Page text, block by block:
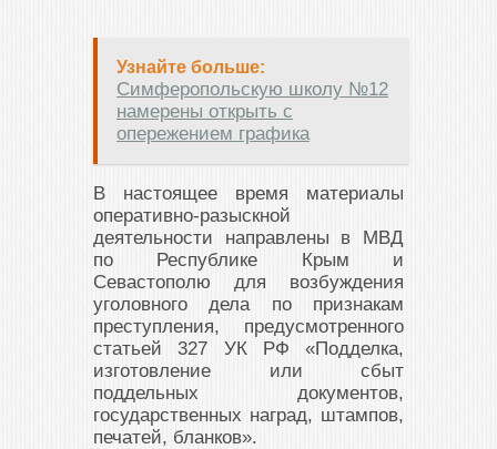
Узнайте больше:
Симферопольскую школу №12
намерены открыть с
опережением графика
В настоящее время материалы
оперативно-разыскной
деятельности направлены в МВД
по Республике Крым и
Севастополю для возбуждения
уголовного дела по признакам
преступления, предусмотренного
статьей 327 УК РФ «Подделка,
изготовление или сбыт
поддельных документов,
государственных наград, штампов,
печатей, бланков».